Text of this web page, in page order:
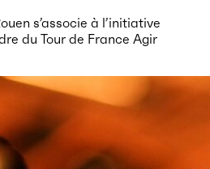
s’associe à l’initiative
du Tour de France Agir